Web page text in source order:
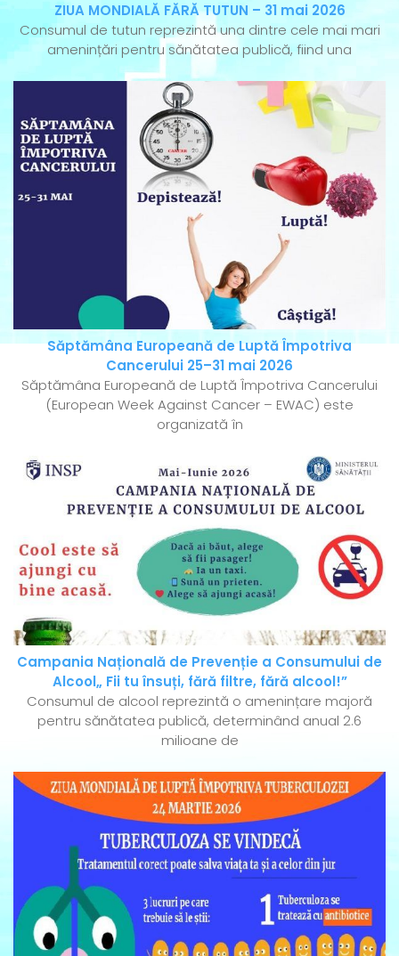
ZIUA MONDIALĂ FĂRĂ TUTUN – 31 mai 2026
Consumul de tutun reprezintă una dintre cele mai mari
amenințări pentru sănătatea publică, fiind una
Săptămâna Europeană de Luptă Împotriva
Cancerului 25–31 mai 2026
Săptămâna Europeană de Luptă Împotriva Cancerului
(European Week Against Cancer – EWAC) este
organizată în
Campania Națională de Prevenție a Consumului de
Alcool„ Fii tu însuți, fără filtre, fără alcool!”
Consumul de alcool reprezintă o amenințare majoră
pentru sănătatea publică, determinând anual 2.6
milioane de